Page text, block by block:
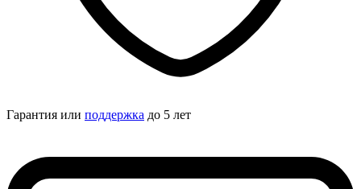
Гарантия или поддержка до 5 лет